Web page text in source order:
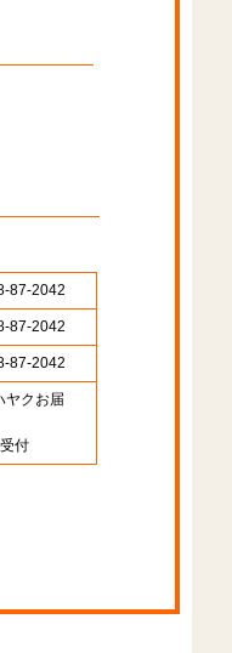
87-2042
87-2042
87-2042
ヤクお届
付